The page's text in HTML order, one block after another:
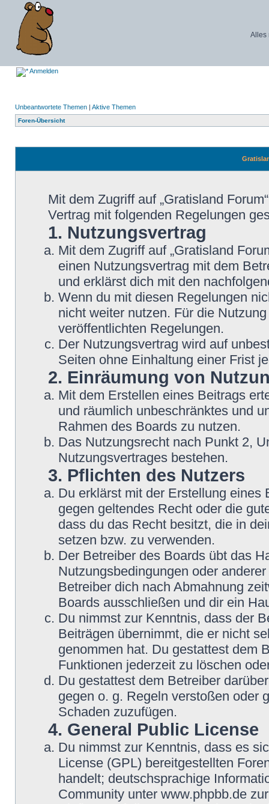
Alles
Anmelden
Unbeantwortete Themen | Aktive Themen
Foren-Übersicht
Mit dem Zugriff auf „Gratisland
Vertrag mit folgenden Regelungen
1. Nutzungsvertrag
Mit dem Zugriff auf „Gratisland
einen Nutzungsvertrag mit dem
und erklärst dich mit den
Wenn du mit diesen Regelungen
nicht weiter nutzen. Für die
veröffentlichten Regelungen.
Der Nutzungsvertrag wird auf
Seiten ohne Einhaltung einer Frist
2. Einräumung von
Mit dem Erstellen eines Beitrags
und räumlich unbeschränktes und
Rahmen des Boards zu nutzen.
Das Nutzungsrecht nach Punkt 2,
Nutzungsvertrages bestehen.
3. Pflichten des Nutzers
Du erklärst mit der Erstellung eines
gegen geltendes Recht oder die
dass du das Recht besitzt, die in
setzen bzw. zu verwenden.
Der Betreiber des Boards übt das
Nutzungsbedingungen oder
Betreiber dich nach Abmahnung
Boards ausschließen und dir ein
Du nimmst zur Kenntnis, dass der
Beiträgen übernimmt, die er nicht
genommen hat. Du gestattest dem
Funktionen jederzeit zu löschen
Du gestattest dem Betreiber
gegen o. g. Regeln verstoßen oder
Schaden zuzufügen.
4. General Public License
Du nimmst zur Kenntnis, dass es
License (GPL) bereitgestellten
handelt; deutschsprachige
Community unter www.phpbb.de